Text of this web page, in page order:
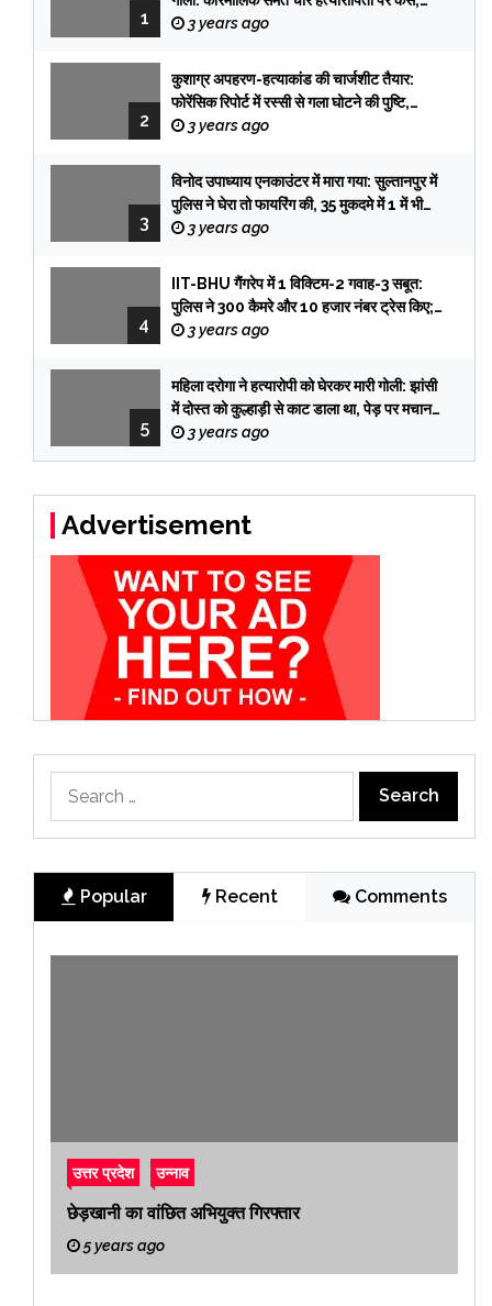
1
तलाश में टीमें प्रयागराज रवाना
3 years ago
2
कुशाग्र अपहरण-हत्याकांड की चार्जशीट तैयार:
फोरेंसिक रिपोर्ट में रस्सी से गला घोटने की पुष्टि,
फिरौती के लेटर की हैंडराइटिंग प्रभात की, सिक्योरिटी
3 years ago
3
विनोद उपाध्याय एनकाउंटर में मारा गया: सुल्तानपुर में
पुलिस ने घेरा तो फायरिंग की, 35 मुकदमे में 1 में भी
सजा नहीं हुई
3 years ago
4
IIT-BHU गैंगरेप में 1 विक्टिम-2 गवाह-3 सबूत:
पुलिस ने 300 कैमरे और 10 हजार नंबर ट्रेस किए;
तब पकड़े गए तीनों आरोपी
3 years ago
5
महिला दरोगा ने हत्यारोपी को घेरकर मारी गोली: झांसी
में दोस्त को कुल्हाड़ी से काट डाला था, पेड़ पर मचान
बनाकर 12 दिन छुपा रहा
3 years ago
Advertisement
for:
Popular Recent Comments
उत्तर प्रदेश उन्नाव
छेड़खानी का वांछित अभियुक्त गिरफ्तार
5 years ago